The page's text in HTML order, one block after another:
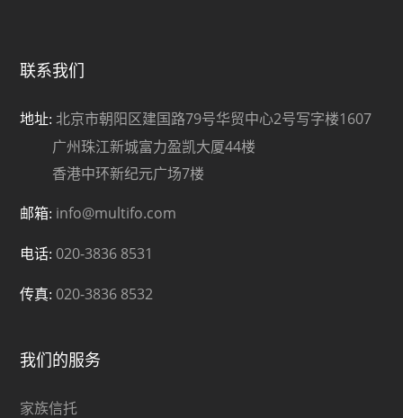
联系我们
地址: 北京市朝阳区建国路79号华贸中心2号写字楼1607
广州珠江新城富力盈凯大厦44楼
香港中环新纪元广场7楼
邮箱: info@multifo.com
电话: 020-3836 8531
传真: 020-3836 8532
我们的服务
家族信托